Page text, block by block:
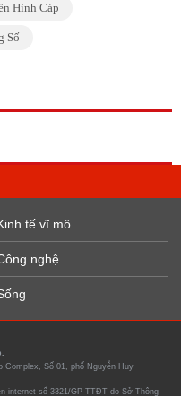
Hình Cáp
Số
tế vĩ mô
nghệ
Complex, Số 01, phố Nguyễn Huy
internet số 3321/GP-TTĐT do Sở Thông